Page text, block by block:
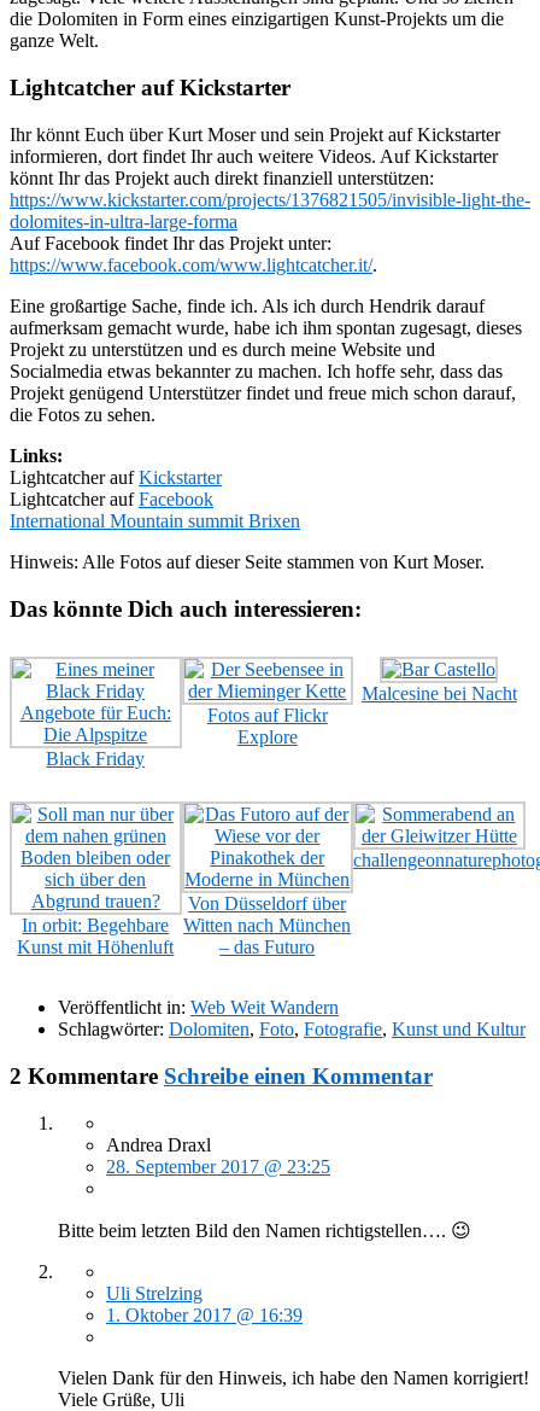
die Dolomiten in Form eines einzigartigen Kunst-Projekts um die
ganze Welt.
Lightcatcher auf Kickstarter
Ihr könnt Euch über Kurt Moser und sein Projekt auf Kickstarter
informieren, dort findet Ihr auch weitere Videos. Auf Kickstarter
könnt Ihr das Projekt auch direkt finanziell unterstützen:
https://www.kickstarter.com/projects/1376821505/invisible-light-the-
dolomites-in-ultra-large-forma
Auf Facebook findet Ihr das Projekt unter:
https://www.facebook.com/www.lightcatcher.it/.
Eine großartige Sache, finde ich. Als ich durch Hendrik darauf
aufmerksam gemacht wurde, habe ich ihm spontan zugesagt, dieses
Projekt zu unterstützen und es durch meine Website und
Socialmedia etwas bekannter zu machen. Ich hoffe sehr, dass das
Projekt genügend Unterstützer findet und freue mich schon darauf,
die Fotos zu sehen.
Links:
Lightcatcher aufKickstarter
Lightcatcher aufFacebook
International Mountain summit Brixen
Hinweis: Alle Fotos auf dieser Seite stammen von Kurt Moser.
Das könnte Dich auch interessieren:
Black Friday
Fotos auf Flickr
Explore
Malcesine bei Nacht
In orbit: Begehbare
Kunst mit Höhenluft
Von Düsseldorf über
Witten nach München
– das Futuro
Veröffentlicht in: Web Weit Wandern
Schlagwörter: Dolomiten, Foto, Fotografie, Kunst und Kultur
2 Kommentare Schreibe einen Kommentar
Andrea Draxl
28. September 2017 @ 23:25
Bitte beim letzten Bild den Namen richtigstellen…. 😉
Uli Strelzing
1. Oktober 2017 @ 16:39
Vielen Dank für den Hinweis, ich habe den Namen korrigiert!
Viele Grüße, Uli